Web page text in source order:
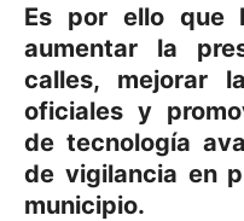
Es por ello que
aumentar la
calles, mejorar
oficiales y
de tecnología
de vigilancia en
municipio.